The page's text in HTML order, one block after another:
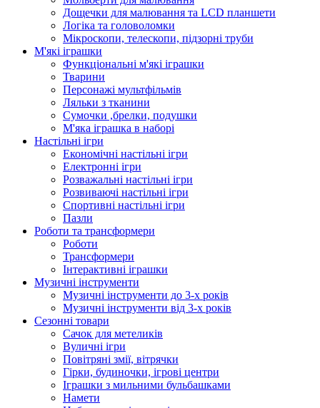
Дощечки для малювання та LCD планшети
Логіка та головоломки
Мікроскопи, телескопи, підзорні труби
М'які іграшки
Функціональні м'які іграшки
Тварини
Персонажі мультфільмів
Ляльки з тканини
Сумочки ,брелки, подушки
М'яка іграшка в наборі
Настільні ігри
Економічні настільні ігри
Електронні ігри
Розважальні настільні ігри
Розвиваючі настільні ігри
Спортивні настільні ігри
Пазли
Роботи та трансформери
Роботи
Трансформери
Інтерактивні іграшки
Музичні інструменти
Музичні інструменти до 3-х років
Музичні інструменти від 3-х років
Сезонні товари
Сачок для метеликів
Вуличні ігри
Повітряні змії, вітрячки
Гірки, будиночки, ігрові центри
Іграшки з мильними бульбашками
Намети